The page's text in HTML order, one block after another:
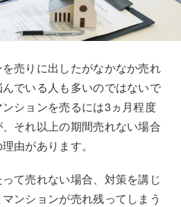
を売りに出したがなかなか売れ
でいる人も多いのではないで
ションを売るには3ヵ月程度
それ以上の期間売れない場合
由があります。
て売れない場合、対策を講じ
ンションが売れ残ってしまう